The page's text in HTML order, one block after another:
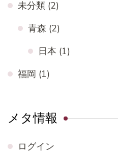
未分類 (2)
青森 (2)
日本 (1)
福岡 (1)
メタ情報
ログイン